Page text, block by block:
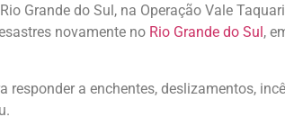
Grande do Sul, na Operação Vale
novamente no Rio Grande do Sul ,
a enchentes, deslizamentos,